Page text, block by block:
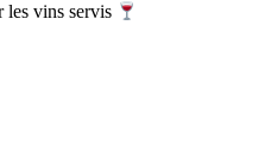
les vins servis